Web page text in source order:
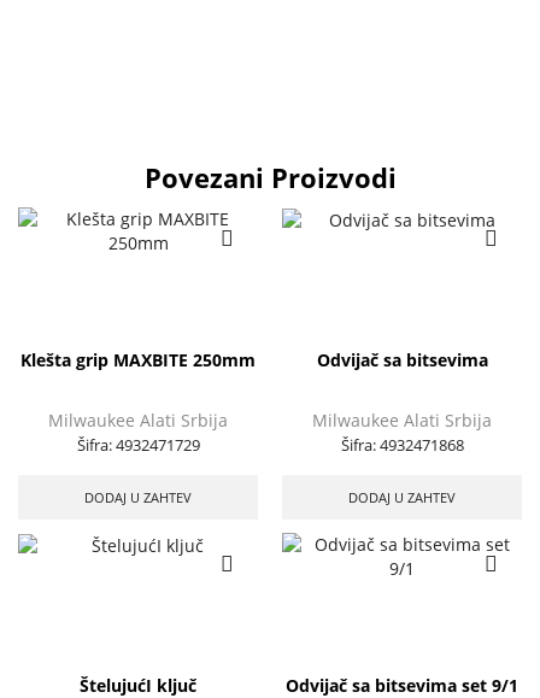
Povezani Proizvodi
Klešta grip MAXBITE 250mm
Milwaukee Alati Srbija
Šifra:4932471729
DODAJ U ZAHTEV
Odvijač sa bitsevima
Milwaukee Alati Srbija
Šifra:4932471868
DODAJ U ZAHTEV
ŠtelujućI ključ Odvijač sa bitsevima set 9/1